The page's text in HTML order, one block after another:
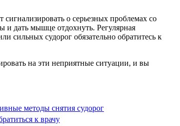
о серьезных проблемах со
и дать мышце отдохнуть. Регулярная
сильных судорог обязательно обратитесь к
на эти неприятные ситуации, и вы
методы снятия судорог
к врачу